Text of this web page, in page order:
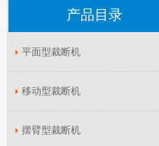
产品目录
平面型裁断机
移动型裁断机
摆臂型裁断机